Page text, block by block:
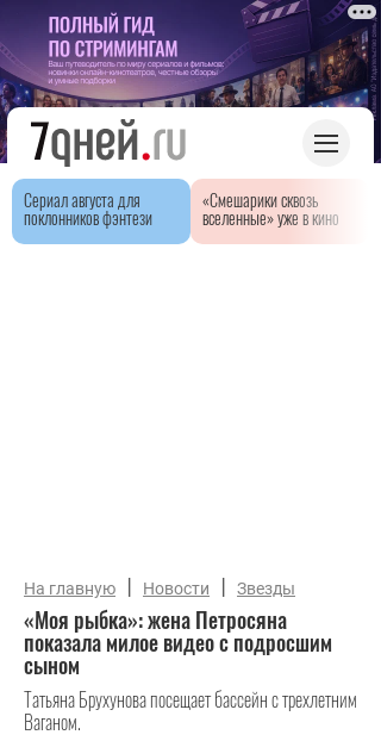
Сериал августа для
поклонников фэнтези
«Смешарики сквозь
вселенные» уже в кино
На главную | Новости | Звезды
«Моя рыбка»: жена Петросяна
показала милое видео с подросшим
сыном
Татьяна Брухунова посещает бассейн с трехлетним
Ваганом.